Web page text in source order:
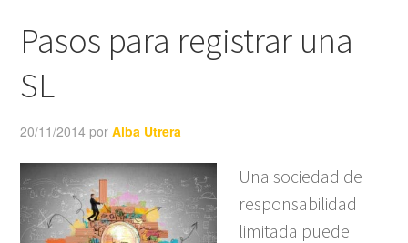
Pasos para registrar una
SL
20/11/2014 porAlba Utrera
Una sociedad de
responsabilidad
limitada puede